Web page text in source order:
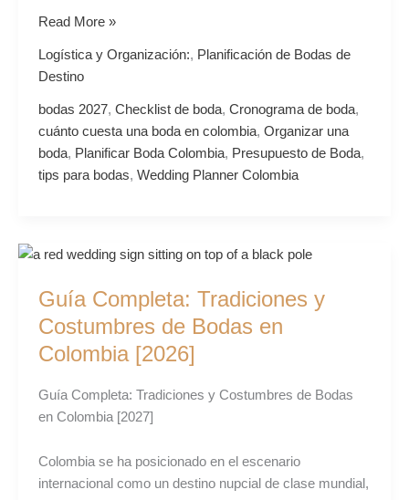
Read More »
Logística y Organización:, Planificación de Bodas de
Destino
bodas 2027, Checklist de boda, Cronograma de boda,
cuánto cuesta una boda en colombia, Organizar una
boda, Planificar Boda Colombia, Presupuesto de Boda,
tips para bodas, Wedding Planner Colombia
Guía Completa: Tradiciones y
Costumbres de Bodas en
Colombia [2026]
Guía Completa: Tradiciones y Costumbres de Bodas
en Colombia [2027]
Colombia se ha posicionado en el escenario
internacional como un destino nupcial de clase mundial,
Guía
Tradiciones
y
de